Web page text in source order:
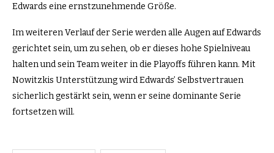
Edwards eine ernstzunehmende Größe.
Im weiteren Verlauf der Serie werden alle Augen auf Edwards
gerichtet sein, um zu sehen, ob er dieses hohe Spielniveau
halten und sein Team weiter in die Playoffs führen kann. Mit
Nowitzkis Unterstützung wird Edwards’ Selbstvertrauen
sicherlich gestärkt sein, wenn er seine dominante Serie
fortsetzen will.